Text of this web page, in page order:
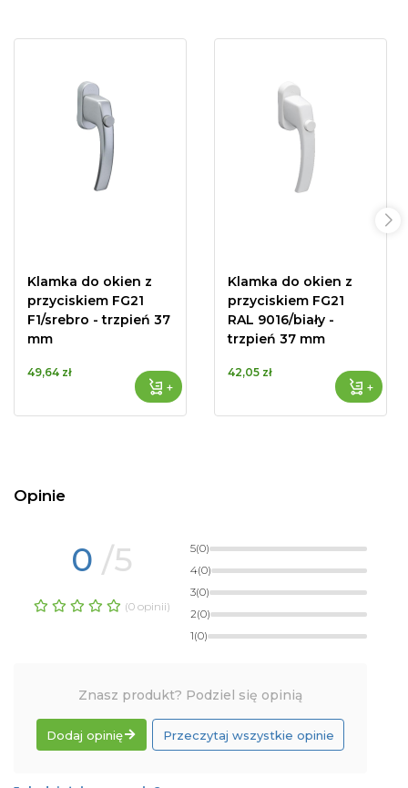
Klamka do okien z
przyciskiem FG21
F1/srebro - trzpień 37
mm
49,64 zł
+
Klamka do okien z
przyciskiem FG21
RAL 9016/biały -
trzpień 37 mm
42,05 zł
+
Opinie
0 /5
(0 opinii)
5(0)
4(0)
3(0)
2(0)
1(0)
Znasz produkt? Podziel się opinią
Dodaj opinię Przeczytaj wszystkie opinie